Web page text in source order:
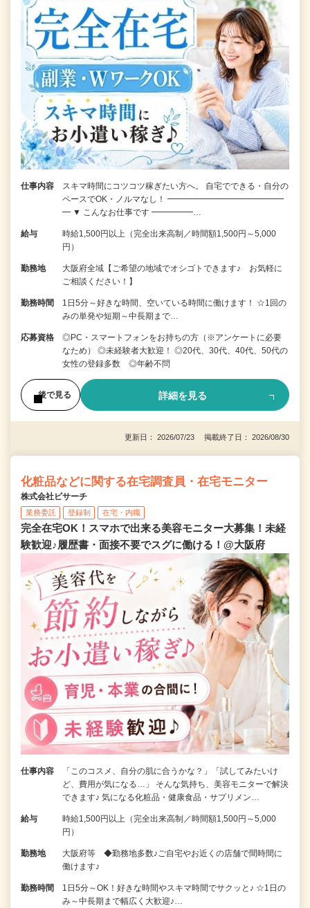
仕事内容
スキマ時間にコツコツ稼ぎたい方へ。 自宅でできる・自分の
ペースでOK・ノルマなし！ ━━━━━━━━━━━━━━
━ ▼ こんなお仕事です ━━━━━…
給与
時給1,500円以上（完全出来高制／時間額1,500円～5,000
円）
勤務地
大阪府全域【ご希望の地域でオシゴトできます♪ お気軽に
ご相談ください！】
勤務時間
1日5分～好きな時間、空いている時間に働けます！ ☆1回の
みの単発や短期～中長期まで…
応募資格
◎PC・スマートフォンをお持ちの方（※アンケートに必要
なため） ◎未経験者大歓迎！ ◎20代、30代、40代、50代の
女性の登録多数 ◎年齢不問
後で見る 詳細を見る
更新日： 2026/07/23 掲載終了日： 2026/08/30
化粧品などに関する在宅調査員・在宅モニター
株式会社ビサーチ
業務委託 登録制 在宅・内職
完全在宅OK！スマホで出来る美容モニター大募集！未経
験歓迎♪履歴書・面接不要でスグに働ける！@大阪府
仕事内容
「このコスメ、自分の肌に合うかな？」「試してみたいけ
ど、費用が気になる…」 そんな気持ち、美容モニターで解決
できます♪ 気になる化粧品・健康食品・サプリメン…
給与
時給1,500円以上（完全出来高制／時間額1,500円～5,000
円）
勤務地
大阪府等 ◆勤務地多数♪ご自宅やお近くの店舗で間時間に
働けます♪
勤務時間
1日5分～OK！好きな時間やスキマ時間でサクッと♪ ☆1日の
み～中長期まで幅広く大歓迎♪…